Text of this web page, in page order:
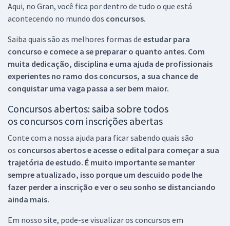
Aqui, no Gran, você fica por dentro de tudo o que está
acontecendo no mundo dos concursos.
Saiba quais são as melhores formas de estudar para
concurso e comece a se preparar o quanto antes. Com
muita dedicação, disciplina e uma ajuda de profissionais
experientes no ramo dos concursos, a sua chance de
conquistar uma vaga passa a ser bem maior.
Concursos abertos: saiba sobre todos
os concursos com inscrições abertas
Conte com a nossa ajuda para ficar sabendo quais são
os concursos abertos e acesse o edital para começar a sua
trajetória de estudo. É muito importante se manter
sempre atualizado, isso porque um descuido pode lhe
fazer perder a inscrição e ver o seu sonho se distanciando
ainda mais.
Em nosso site, pode-se visualizar os concursos em